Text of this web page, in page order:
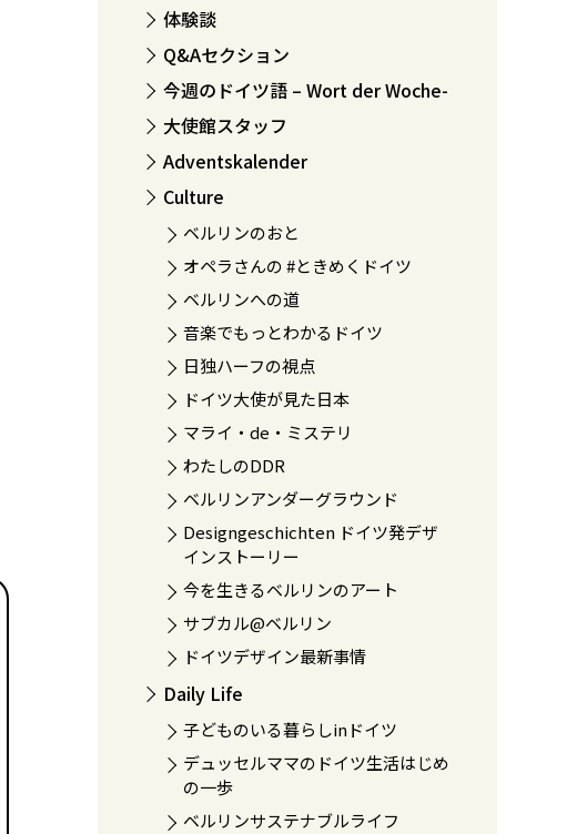
体験談
Q&Aセクション
今週のドイツ語 – Wort der Woche-
大使館スタッフ
Adventskalender
Culture
ベルリンのおと
オペラさんの #ときめくドイツ
ベルリンへの道
音楽でもっとわかるドイツ
日独ハーフの視点
ドイツ大使が見た日本
マライ・de・ミステリ
わたしのDDR
ベルリンアンダーグラウンド
Designgeschichten ドイツ発デザ
インストーリー
今を生きるベルリンのアート
サブカル@ベルリン
ドイツデザイン最新事情
Daily Life
子どものいる暮らしinドイツ
デュッセルママのドイツ生活はじめ
の一歩
ベルリンサステナブルライフ